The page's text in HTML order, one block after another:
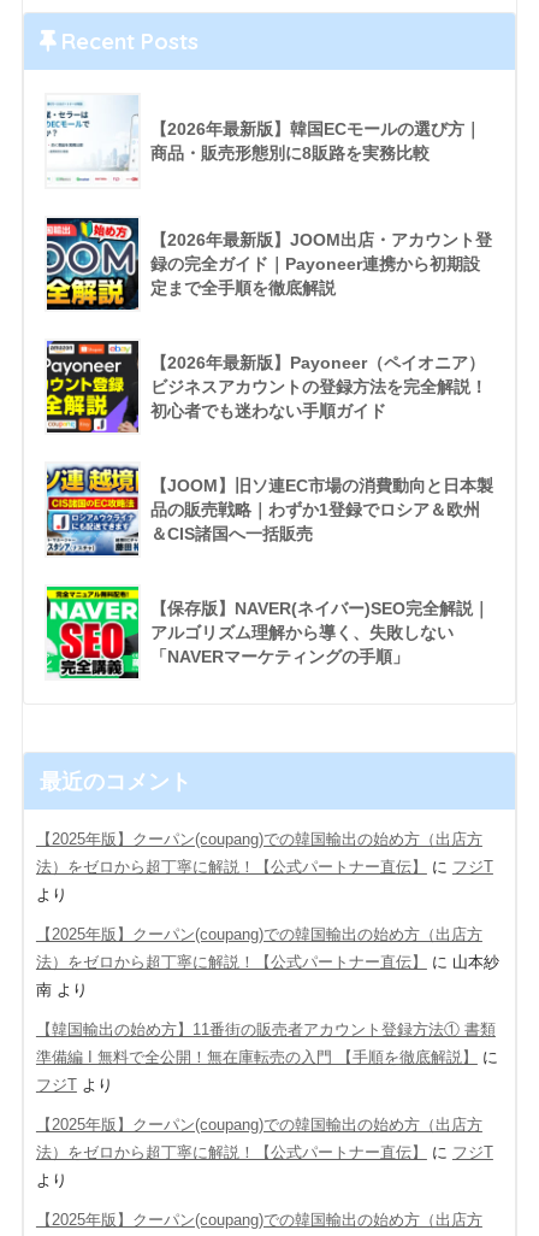
Recent Posts
【2026年最新版】韓国ECモールの選び方｜
商品・販売形態別に8販路を実務比較
【2026年最新版】JOOM出店・アカウント登
録の完全ガイド｜Payoneer連携から初期設
定まで全手順を徹底解説
【2026年最新版】Payoneer（ペイオニア）
ビジネスアカウントの登録方法を完全解説！
初心者でも迷わない手順ガイド
【JOOM】旧ソ連EC市場の消費動向と日本製
品の販売戦略｜わずか1登録でロシア＆欧州
＆CIS諸国へ一括販売
【保存版】NAVER(ネイバー)SEO完全解説｜
アルゴリズム理解から導く、失敗しない
「NAVERマーケティングの手順」
最近のコメント
【2025年版】クーパン(coupang)での韓国輸出の始め方（出店方
法）をゼロから超丁寧に解説！【公式パートナー直伝】
に フジT
より
【2025年版】クーパン(coupang)での韓国輸出の始め方（出店方
法）をゼロから超丁寧に解説！【公式パートナー直伝】
に 山本紗
南より
【韓国輸出の始め方】11番街の販売者アカウント登録方法① 書類
準備編 Ι 無料で全公開！無在庫転売の入門 【手順を徹底解説】
に
フジTより
【2025年版】クーパン(coupang)での韓国輸出の始め方（出店方
法）をゼロから超丁寧に解説！【公式パートナー直伝】
に フジT
より
【2025年版】クーパン(coupang)での韓国輸出の始め方（出店方